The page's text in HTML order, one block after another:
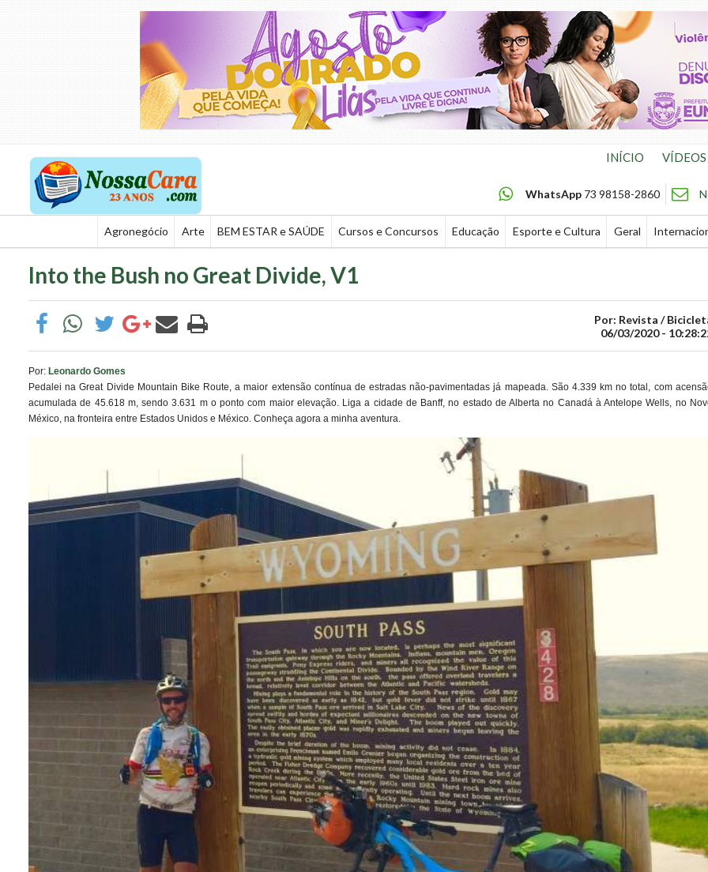
INÍCIO VÍDEOS
WhatsApp 73 98158-2860
Agronegócio Arte BEM ESTAR e SAÚDE Cursos e Concursos Educação Esporte e Cultura Geral
Into the Bush no Great Divide, V1
Por: Revista /
06/03/2020 -
Por: Leonardo Gomes
Pedalei na Great Divide Mountain Bike Route, a maior extensão contínua de estradas não-pavimentadas já mapeada. São 4.339 km no total, com
acumulada de 45.618 m, sendo 3.631 m o ponto com maior elevação. Liga a cidade de Banff, no estado de Alberta no Canadá à Antelope Wells, no
México, na fronteira entre Estados Unidos e México. Conheça agora a minha aventura.